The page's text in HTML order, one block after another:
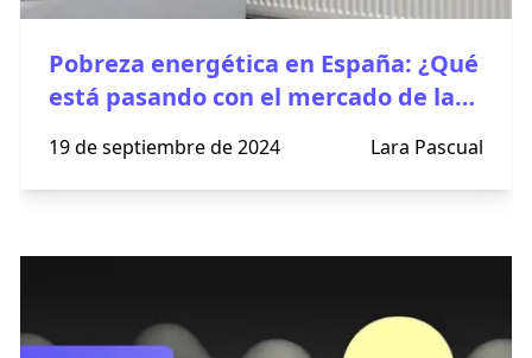
Pobreza energética en España: ¿Qué
está pasando con el mercado de la
19 de septiembre de 2024 Lara Pascual